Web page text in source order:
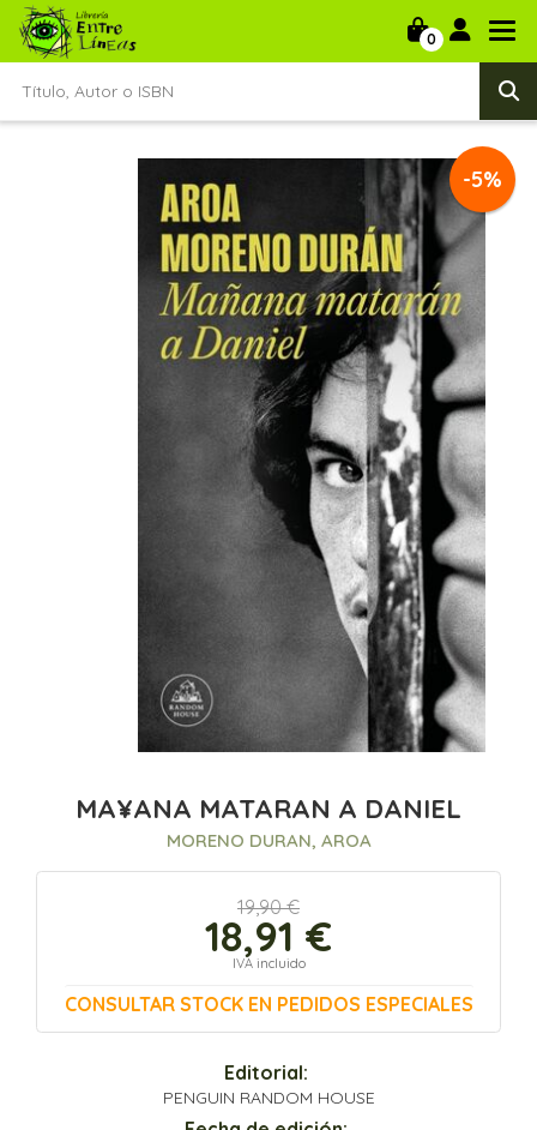
0
-5%
MA¥ANA MATARAN A DANIEL
MORENO DURAN, AROA
19,90 €
18,91 €
IVA incluido
CONSULTAR STOCK EN PEDIDOS ESPECIALES
Editorial:
PENGUIN RANDOM HOUSE